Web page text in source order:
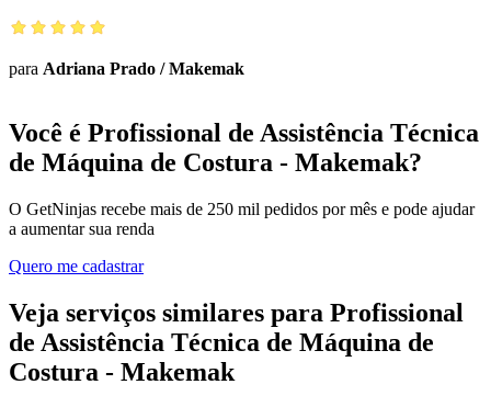
para Adriana Prado /Makemak
Você é Profissional de Assistência Técnica
de Máquina de Costura - Makemak?
O GetNinjas recebe mais de 250 mil pedidos por mês e pode ajudar
a aumentar sua renda
Quero me cadastrar
Veja serviços similares para Profissional
de Assistência Técnica de Máquina de
Costura - Makemak